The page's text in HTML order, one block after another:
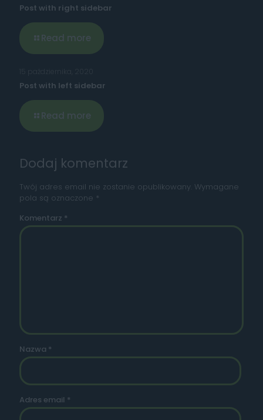
Post with right sidebar
Read more
Post with left sidebar
Read more
Dodaj komentarz
Twój adres email nie zostanie opublikowany. Wymagane
pola są oznaczone *
Komentarz *
Nazwa *
Adres email *